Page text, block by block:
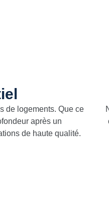
de logements. Que ce
après un
de haute qualité.